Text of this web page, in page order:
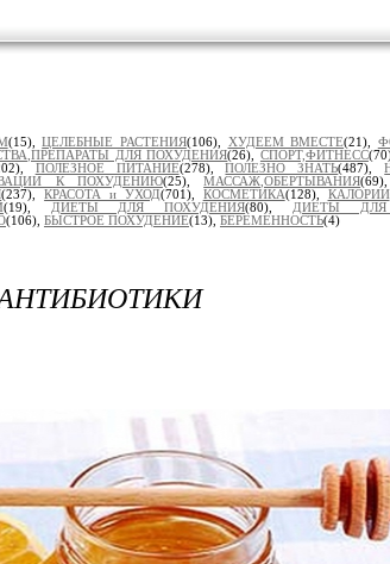
(15),ЦЕЛЕБНЫЕ РАСТЕНИЯ(106), ХУДЕЕМ ВМЕСТЕ(21),
ДЛЯ ПОХУДЕНИЯ(26), СПОРТ,ФИТНЕСС
ПОЛЕЗНОЕ ПИТАНИЕ(278),ПОЛЕЗНО ЗНАТЬ(487),
К ПОХУДЕНИЮ(25),МАССАЖ,ОБЕРТЫВАНИЯ
(237),КРАСОТА и УХОД(701), КОСМЕТИКА(128), КАЛОРИИ
(19), ДИЕТЫ ДЛЯ ПОХУДЕНИЯ(80), ДИЕТЫ ДЛЯ
(106), БЫСТРОЕ ПОХУДЕНИЕ(13), БЕРЕМЕННОСТЬ(4)